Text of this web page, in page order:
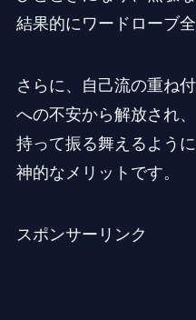
結果的にワードローブ
さらに、自己流の重ね
への不安から解放され
持って振る舞えるよう
神的なメリットです。
スポンサーリンク